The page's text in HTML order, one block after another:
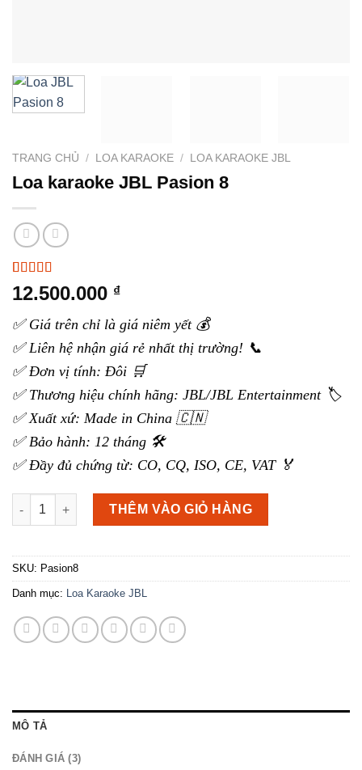
TRANG CHỦ / LOA KARAOKE / LOA KARAOKE JBL
Loa karaoke JBL Pasion 8
5.00 trên 5
dựa trên
3
12.500.000 ₫
✅ Giá trên chỉ là giá niêm yết 💰
✅ Liên hệ nhận giá rẻ nhất thị trường! 📞
✅ Đơn vị tính: Đôi 🛒
✅ Thương hiệu chính hãng: JBL/JBL Entertainment 🏷️
✅ Xuất xứ: Made in China 🇨🇳
✅ Bảo hành: 12 tháng 🛠️
✅ Đầy đủ chứng từ: CO, CQ, ISO, CE, VAT 🏅
Loa karaoke JBL Pasion 8 số lượng
THÊM VÀO GIỎ HÀNG
SKU: Pasion8
Danh mục: Loa Karaoke JBL
MÔ TẢ
ĐÁNH GIÁ (3)